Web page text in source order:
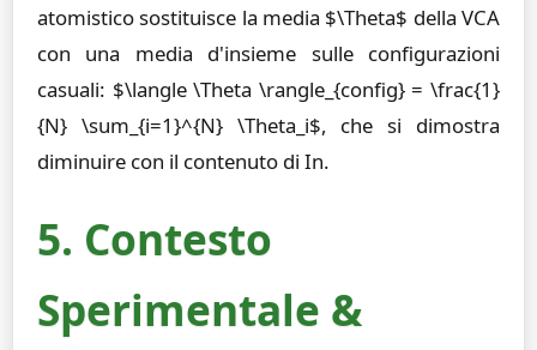
atomistico sostituisce la media $\Theta$ della VCA
con una media d'insieme sulle configurazioni
casuali: $\langle \Theta \rangle_{config} = \frac{1}
{N} \sum_{i=1}^{N} \Theta_i$, che si dimostra
diminuire con il contenuto di In.
5. Contesto
Sperimentale &